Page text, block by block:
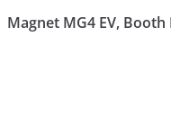
Magnet MG4 EV,